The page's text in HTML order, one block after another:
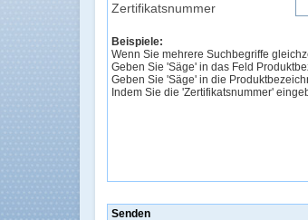
Zertifikatsnummer
Beispiele:
Wenn Sie mehrere Suchbegriffe
Geben Sie 'Säge' in das Feld
Geben Sie 'Säge' in die
Indem Sie die 'Zertifikatsnummer'
Senden